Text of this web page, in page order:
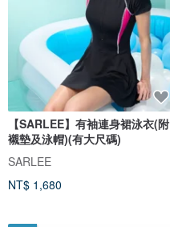
【SARLEE】有袖連身裙泳衣(附
襯墊及泳帽)(有大尺碼)
SARLEE
NT$ 1,680